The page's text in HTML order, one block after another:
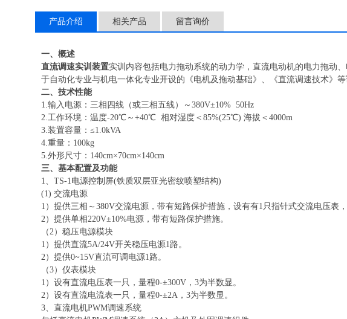
产品介绍 相关产品 留言询价
一、概述
直流调速实训装置实训内容包括电力拖动系统的动力学，直流电动机的电力拖动
于自动化专业与机电一体化专业开设的《电机及拖动基础》、《直流调速技术》等
二、技术性能
1.输入电源：三相四线（或三相五线）～380V±10% 50Hz
2.工作环境：温度-20℃～+40℃ 相对湿度＜85%(25℃) 海拔＜4000m
3.装置容量：≤1.0kVA
4.重量：100kg
5.外形尺寸：140cm×70cm×140cm
三、基本配置及功能
1、TS-1电源控制屏(铁质双层亚光密纹喷塑结构)
(1) 交流电源
1）提供三相～380V交流电源，带有短路保护措施，设有有1只指针式交流电压表，
2）提供单相220V±10%电源，带有短路保护措施。
（2）稳压电源模块
1）提供直流5A/24V开关稳压电源1路。
2）提供0~15V直流可调电源1路。
（3）仪表模块
1）设有直流电压表一只，量程0-±300V，3为半数显。
2）设有直流电流表一只，量程0-±2A，3为半数显。
3、直流电机PWM调速系统